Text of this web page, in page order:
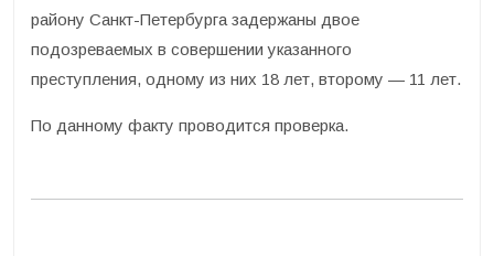
району Санкт-Петербурга задержаны двое
подозреваемых в совершении указанного
преступления, одному из них 18 лет, второму — 11 лет.
По данному факту проводится проверка.